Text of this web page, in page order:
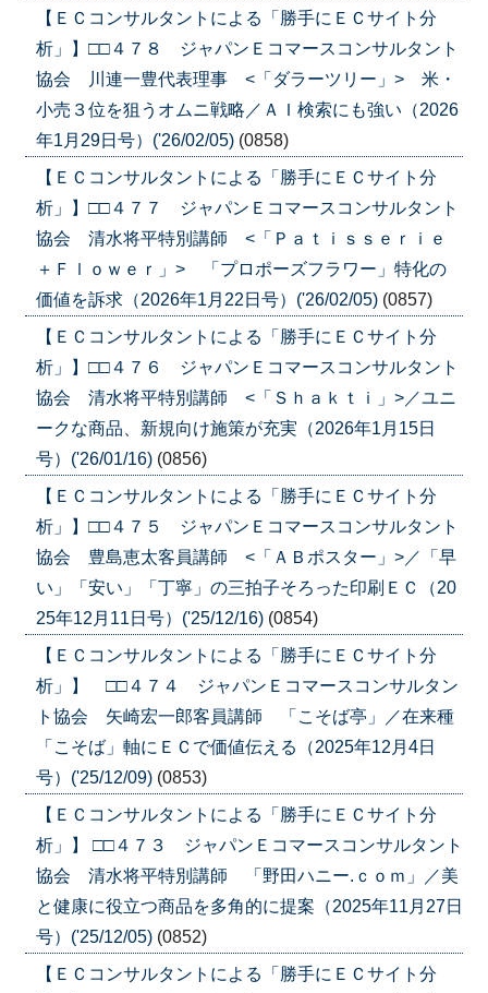
【ＥＣコンサルタントによる「勝手にＥＣサイト分
析」】□□４７８ ジャパンＥコマースコンサルタント
協会 川連一豊代表理事 <「ダラーツリー」> 米・
小売３位を狙うオムニ戦略／ＡＩ検索にも強い（2026
年1月29日号）('26/02/05) (0858)
【ＥＣコンサルタントによる「勝手にＥＣサイト分
析」】□□４７７ ジャパンＥコマースコンサルタント
協会 清水将平特別講師 <「Ｐａｔｉｓｓｅｒｉｅ
＋Ｆｌｏｗｅｒ」> 「プロポーズフラワー」特化の
価値を訴求（2026年1月22日号）('26/02/05) (0857)
【ＥＣコンサルタントによる「勝手にＥＣサイト分
析」】□□４７６ ジャパンＥコマースコンサルタント
協会 清水将平特別講師 <「Ｓｈａｋｔｉ」>／ユニ
ークな商品、新規向け施策が充実（2026年1月15日
号）('26/01/16) (0856)
【ＥＣコンサルタントによる「勝手にＥＣサイト分
析」】□□４７５ ジャパンＥコマースコンサルタント
協会 豊島恵太客員講師 <「ＡＢポスター」>／「早
い」「安い」「丁寧」の三拍子そろった印刷ＥＣ（20
25年12月11日号）('25/12/16) (0854)
【ＥＣコンサルタントによる「勝手にＥＣサイト分
析」】 □□４７４ ジャパンＥコマースコンサルタン
ト協会 矢崎宏一郎客員講師 「こそば亭」／在来種
「こそば」軸にＥＣで価値伝える（2025年12月4日
号）('25/12/09) (0853)
【ＥＣコンサルタントによる「勝手にＥＣサイト分
析」】 □□４７３ ジャパンＥコマースコンサルタント
協会 清水将平特別講師 「野田ハニー.ｃｏｍ」／美
と健康に役立つ商品を多角的に提案（2025年11月27日
号）('25/12/05) (0852)
【ＥＣコンサルタントによる「勝手にＥＣサイト分